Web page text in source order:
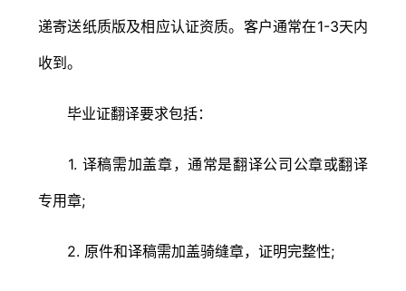
递寄送纸质版及相应认证资质。客户通常在1-3天内
收到。
毕业证翻译要求包括：
1. 译稿需加盖章，通常是翻译公司公章或翻译
专用章;
2. 原件和译稿需加盖骑缝章，证明完整性;